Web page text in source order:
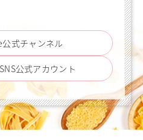
公式チャンネル
公式アカウント